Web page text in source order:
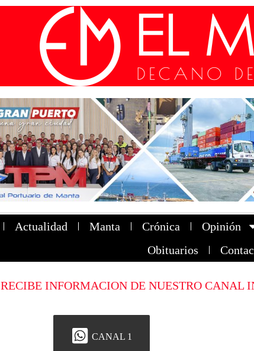
Actualidad Manta Crónica Opinión
Obituarios
RECIBE INFORMACION DE NUESTRO CANAL
CANAL 1